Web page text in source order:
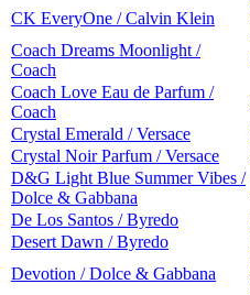
CK EveryOne / Calvin Klein
Coach Dreams Moonlight /
Coach
Coach Love Eau de Parfum /
Coach
Crystal Emerald / Versace
Crystal Noir Parfum / Versace
D&G Light Blue Summer Vibes /
Dolce & Gabbana
De Los Santos / Byredo
Desert Dawn / Byredo
Devotion / Dolce & Gabbana